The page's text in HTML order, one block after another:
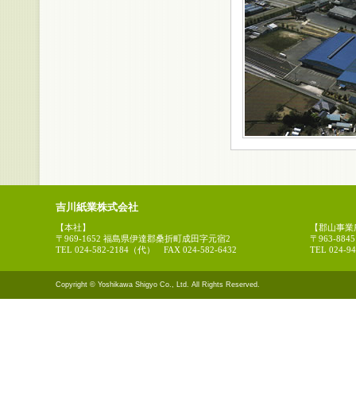
吉川紙業株式会社
【本社】
〒969-1652 福島県伊達郡桑折町成田字元宿2
TEL 024-582-2184（代） FAX 024-582-6432
【郡山事
〒963-
TEL 024-
Copyright © Yoshikawa Shigyo Co., Ltd. All Rights Reserved.